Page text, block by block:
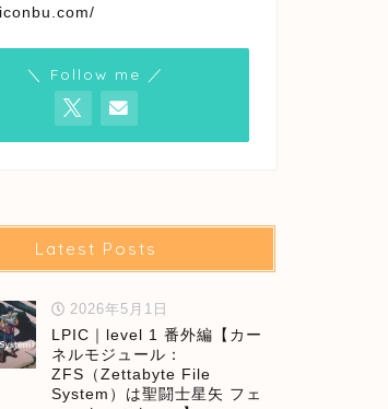
＼ Follow me ／
Latest Posts
2026年5月1日
LPIC｜level 1 番外編【カー
ネルモジュール：
ZFS（Zettabyte File
System）は聖闘士星矢 フェ